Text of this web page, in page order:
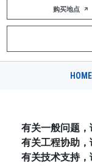
大约关于
市场
职业
DESIGN TOOLS
购买地点
HOME
有关一般问题，
有关工程协助
有关技术支持，